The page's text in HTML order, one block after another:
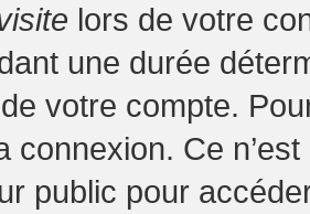
lors de votre
une durée
votre compte.
connexion. Ce
public pour